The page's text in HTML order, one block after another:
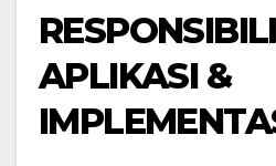
APLIKASI &